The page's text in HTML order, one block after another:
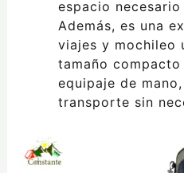
espacio
Además, es una
viajes y mochileo
tamaño
equipaje de
transporte sin